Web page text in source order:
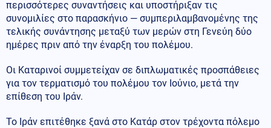
περισσότερες συναντήσεις και υποστήριξαν τις
συνομιλίες στο παρασκήνιο — συμπεριλαμβανομένης της
τελικής συνάντησης μεταξύ των μερών στη Γενεύη δύο
ημέρες πριν από την έναρξη του πολέμου.
Οι Καταρινοί συμμετείχαν σε διπλωματικές προσπάθειες
για τον τερματισμό του πολέμου τον Ιούνιο, μετά την
επίθεση του Ιράν.
Το Ιράν επιτέθηκε ξανά στο Κατάρ στον τρέχοντα πόλεμο